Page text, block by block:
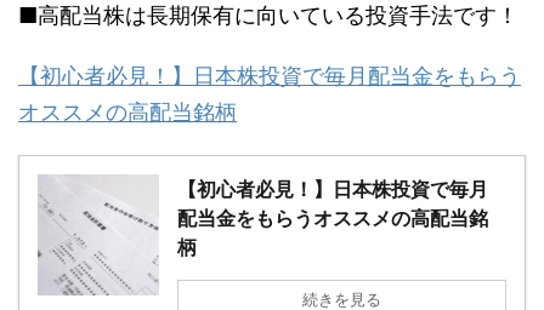
■高配当株は長期保有に向いている投資手法です！
【初心者必見！】日本株投資で毎月配当金をもらう
オススメの高配当銘柄
【初心者必見！】日本株投資で毎月
配当金をもらうオススメの高配当銘
柄
続きを見る